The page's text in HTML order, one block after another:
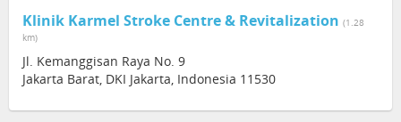
Klinik Karmel Stroke Centre & Revitalization (1.28
km)
Jl. Kemanggisan Raya No. 9
Jakarta Barat, DKI Jakarta, Indonesia 11530